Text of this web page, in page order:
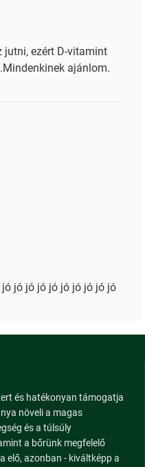
jutni, ezért D-vitamint
ajánlom.
jó jó jó jó jó jó jó jó jó
és hatékonyan támogatja
növeli a magas
és a túlsúly
a bőrünk megfelelő
elő, azonban - kiváltképp a